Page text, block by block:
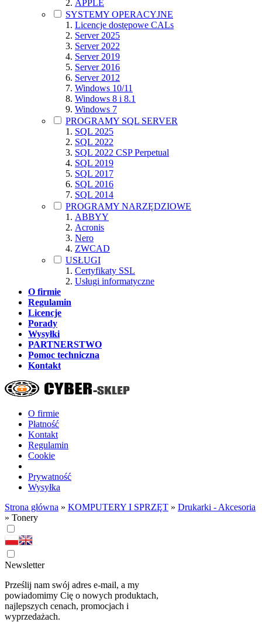
APPLE
SYSTEMY OPERACYJNE
Licencje dostępowe CALs
Server 2025
Server 2022
Server 2019
Server 2016
Server 2012
Windows 10/11
Windows 8 i 8.1
Windows 7
PROGRAMY SQL SERVER
SQL 2025
SQL 2022
SQL 2022 CSP Perpetual
SQL 2019
SQL 2017
SQL 2016
SQL 2014
PROGRAMY NARZĘDZIOWE
ABBYY
Acronis
Nero
ZWCAD
USŁUGI
Certyfikaty SSL
Usługi informatyczne
O firmie
Regulamin
Licencje
Porady
Wysyłki
PARTNERSTWO
Pomoc techniczna
Kontakt
O firmie
Płatność
Kontakt
Regulamin
Cookie
Prywatność
Wysyłka
Strona główna » KOMPUTERY I SPRZĘT » Drukarki - Akcesoria
» Tonery
Newsletter
Prześlij nam swój adres e-mail, a my
powiadomimy Cię o nowych produktach,
najlepszych cenach, promocjach i
wyprzedażach.